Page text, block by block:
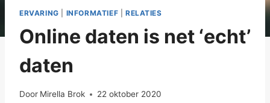
ERVARING INFORMATIEF RELATIES
Online daten is net ‘echt’
daten
Door Mirella Brok 22 oktober 2020